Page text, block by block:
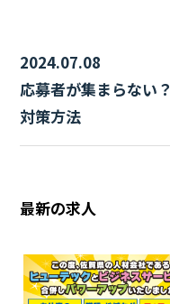
2024.07.08
応募者が集まらない
対策方法
最新の求人